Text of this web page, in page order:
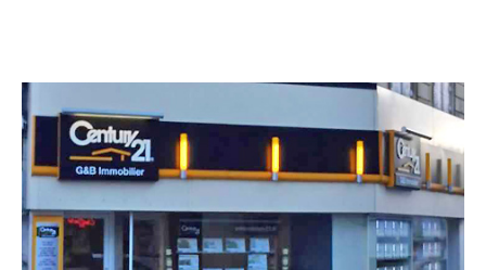
CENTURY 21 G&B Immobilier
9 rue de Valmy
COUTRAS - 33230
Envoyer un message